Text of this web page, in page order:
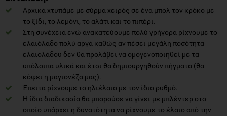
Αρχικά χτυπάμε με σύρμα χειρός σε ένα μπολ τον κρόκο με
το ξίδι, το λεμόνι, το αλάτι και το πιπέρι.
Στη συνέχεια ενώ ανακατεύουμε πολύ γρήγορα ρίχνουμε το
ελαιόλαδο πολύ αργά καθώς αν πέσει μεγάλη ποσότητα
ελαιολάδου δεν θα προλάβει να ομογενοποιηθεί με τα
υπόλοιπα υλικά και έτσι θα δημιουργηθούν πήγματα (θα
κόψει η μαγιονέζα μας).
Έπειτα ρίχνουμε το ηλιέλαιο με τον ίδιο ρυθμό.
Η ίδια διαδικασία θα μπορούσε να γίνει με μπλέντερ στο
οποίο υπάρχει η δυνατότητα να ρίχνουμε το έλαιο από την